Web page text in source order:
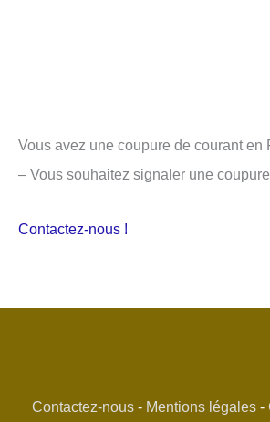
Vous avez une coupure de courant en
– Vous souhaitez signaler une
Contactez-nous !
Contactez-nous- Mentions légales-